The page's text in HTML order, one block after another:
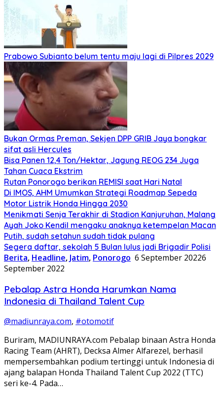
Prabowo Subianto belum tentu maju lagi di Pilpres 2029
Bukan Ormas Preman, Sekjen DPP GRIB Jaya bongkar
sifat asli Hercules
Bisa Panen 12,4 Ton/Hektar, Jagung REOG 234 Juga
Tahan Cuaca Ekstrim
Rutan Ponorogo berikan REMISI saat Hari Natal
Di IMOS, AHM Umumkan Strategi Roadmap Sepeda
Motor Listrik Honda Hingga 2030
Menikmati Senja Terakhir di Stadion Kanjuruhan, Malang
Ayah Joko Kendil mengaku anaknya ketempelan Macan
Putih, sudah setahun sudah tidak pulang
Segera daftar, sekolah 5 Bulan lulus jadi Brigadir Polisi
Berita, Headline, Jatim, Ponorogo 6 September 20226
September 2022
Pebalap Astra Honda Harumkan Nama
Indonesia di Thailand Talent Cup
@madiunraya.com, #otomotif
Buriram, MADIUNRAYA.com Pebalap binaan Astra Honda
Racing Team (AHRT), Decksa Almer Alfarezel, berhasil
mempersembahkan podium tertinggi untuk Indonesia di
ajang balapan Honda Thailand Talent Cup 2022 (TTC)
seri ke-4. Pada…